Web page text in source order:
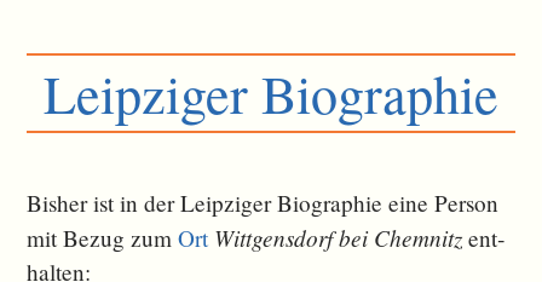
Leipziger Biographie
Bisher ist in der Leipziger Biographie eine Person
mit Bezug zumOrt Wittgensdorf bei Chemnitz ent­
halten: